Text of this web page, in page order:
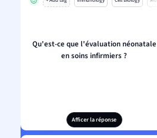
Qu'est-ce que l'évaluation néonatale
en soins infirmiers ?
Afficer la réponse